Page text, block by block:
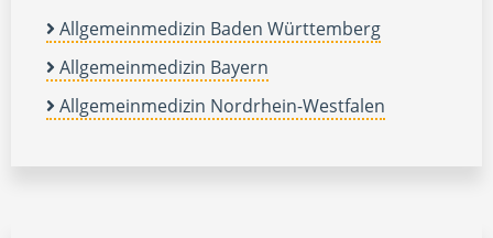
Allgemeinmedizin Baden Württemberg
Allgemeinmedizin Bayern
Allgemeinmedizin Nordrhein-Westfalen